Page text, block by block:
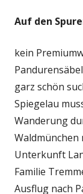
Auf den
kein
garz schön
Spiegelau
Wanderung
Waldmünchen
Unterkunft
Familie
Ausflug nach